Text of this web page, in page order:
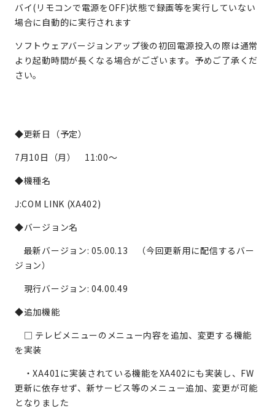
バイ(リモコンで電源をOFF)状態で録画等を実行していない
場合に自動的に実行されます
ソフトウェアバージョンアップ後の初回電源投入の際は通常
より起動時間が長くなる場合がございます。予めご了承くだ
さい。
◆更新日（予定）
7月10日（月） 11:00～
◆機種名
J:COM LINK (XA402)
◆バージョン名
最新バージョン: 05.00.13 （今回更新用に配信するバー
ジョン）
現行バージョン: 04.00.49
◆追加機能
□ テレビメニューのメニュー内容を追加、変更する機能
を実装
・XA401に実装されている機能をXA402にも実装し、FW
更新に依存せず、新サービス等のメニュー追加、変更が可能
となりました